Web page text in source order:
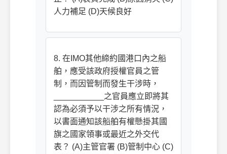
人力補足 (D)天候良好
8. 在IMO其他締約國港口內之船
舶，應受該政府授權官員之管
制，而因管制而發生干涉時，
___________之官員應立即將其
認為必須予以干涉之所有情況，
以書面通知該船舶有權懸掛其國
旗之國家領事或最近之外交代
表？ (A)主管官署 (B)管制中心 (C)